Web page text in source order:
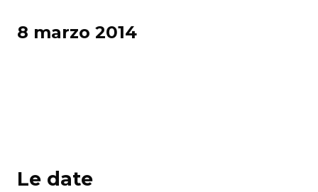
8 marzo 2014
Le date